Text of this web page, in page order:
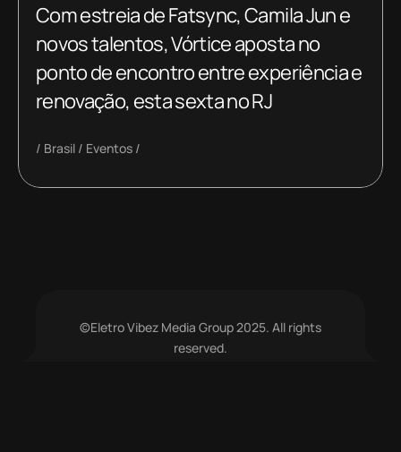
Com estreia de Fatsync, Camila Jun e
novos talentos, Vórtice aposta no
ponto de encontro entre experiência e
renovação, esta sexta no RJ
Brasil Eventos
©Eletro Vibez Media Group 2025. All rights
reserved.